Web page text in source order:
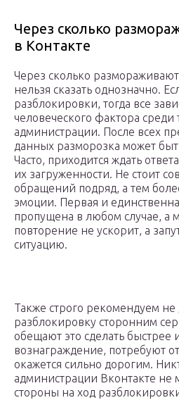
Через сколько
в Контакте
Через сколько
нельзя сказать однозначно.
разблокировки, тогда все
человеческого фактора среди
администрации. После всех
данных разморозка может
Часто, приходится ждать
их загруженности. Не стоит
обращений подряд, а тем
эмоции. Первая и
пропущена в любом случае, а
повторение не ускорит, а
ситуацию.
Также строго рекомендуем не
разблокировку сторонним
обещают это сделать быстрее
вознаграждение, потребуют
окажется сильно дорогим.
администрации Вконтакте не
стороны на ход